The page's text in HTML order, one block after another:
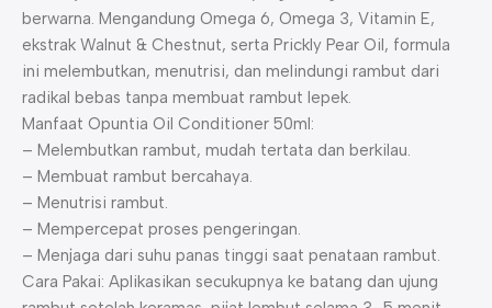
berwarna. Mengandung Omega 6, Omega 3, Vitamin E,
ekstrak Walnut & Chestnut, serta Prickly Pear Oil, formula
ini melembutkan, menutrisi, dan melindungi rambut dari
radikal bebas tanpa membuat rambut lepek.
Manfaat Opuntia Oil Conditioner 50ml:
– Melembutkan rambut, mudah tertata dan berkilau.
– Membuat rambut bercahaya.
– Menutrisi rambut.
– Mempercepat proses pengeringan.
– Menjaga dari suhu panas tinggi saat penataan rambut.
Cara Pakai: Aplikasikan secukupnya ke batang dan ujung